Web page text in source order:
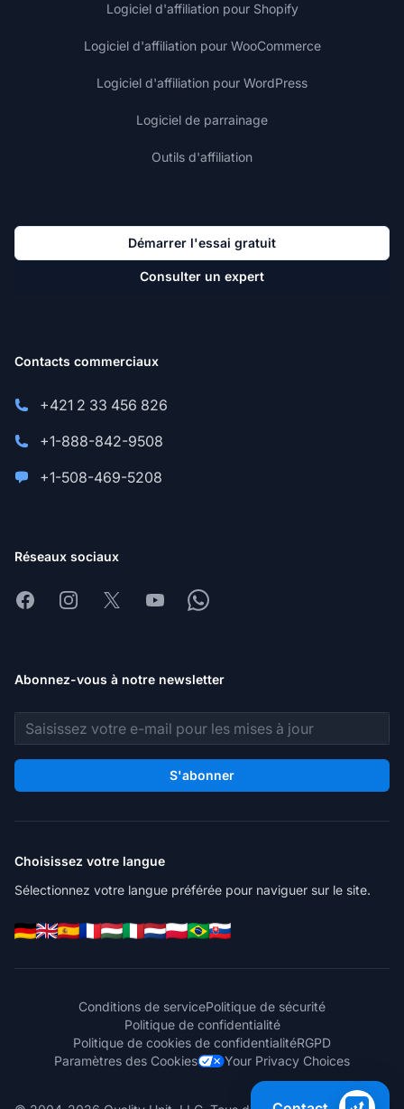
Logiciel d'affiliation pour Shopify
Logiciel d'affiliation pour WooCommerce
Logiciel d'affiliation pour WordPress
Logiciel de parrainage
Outils d'affiliation
Démarrer l'essai gratuit
Consulter un expert
Contacts commerciaux
+421 2 33 456 826
+1-888-842-9508
+1-508-469-5208
Réseaux sociaux
FacebookInstagram
X YoutubeWhatsapp
Abonnez-vous à notre newsletter
Adresse e-mail
S'abonner
Choisissez votre langue
Sélectionnez votre langue préférée pour naviguer sur le site.
Conditions de servicePolitique de sécurité
Politique de confidentialité
Politique de cookies de confidentialitéRGPD
Paramètres des Cookies
Your Privacy Choices